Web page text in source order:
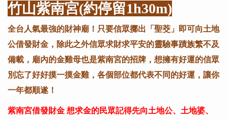
竹山紫南宮(約停留1h30m)
全台人氣最強的財神廟！只要信眾擲出「聖茭」即可向土地
公借發財金，除此之外信眾求財求平安的靈驗事蹟族繁不及
備載，廟內的金雞母也是紫南宮的招牌，想擁有好運的信眾
別忘了好好摸一摸金雞，各個部位都代表不同的好運，讓你
一年都順遂！
紫南宮借發財金 想求金的民眾記得先向土地公、土地婆、